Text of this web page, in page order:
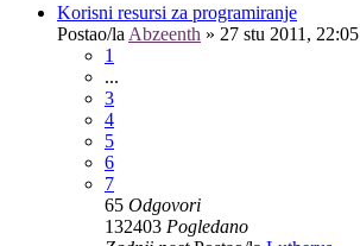
Korisni resursi za programiranje
Postao/la Abzeenth » 27 stu 2011, 22:05
1
...
3
4
5
6
7
65 Odgovori
132403 Pogledano